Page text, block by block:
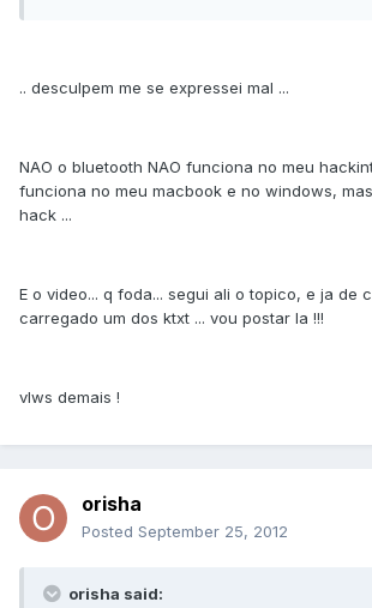
.. desculpem me se expressei mal ...
NAO o bluetooth NAO funciona no meu
funciona no meu macbook e no windows,
hack ...
E o video... q foda... segui ali o topico, e ja de
carregado um dos ktxt ... vou postar la !!!
vlws demais !
orisha
Posted September 25, 2012
orisha said: